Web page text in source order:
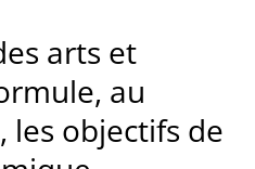
arts et
au
les objec­tifs de